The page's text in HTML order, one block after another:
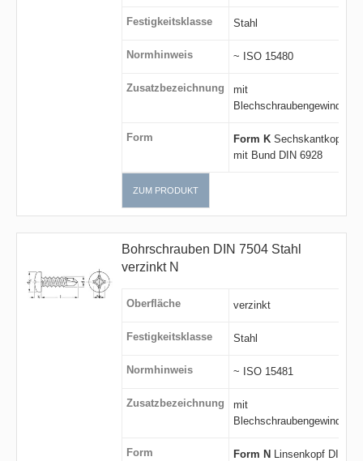
Festigkeitsklasse Stahl
Normhinweis ~ ISO 15480
Zusatzbezeichnung
mit
Blechschraubengewinde
Form Form KSechskantkopf
mit Bund DIN 6928
ZUM PRODUKT
Bohrschrauben DIN 7504 Stahl
verzinkt N
Oberfläche verzinkt
Festigkeitsklasse Stahl
Normhinweis ~ ISO 15481
Zusatzbezeichnung
mit
Blechschraubengewinde
Form Form N Linsenkopf DIN